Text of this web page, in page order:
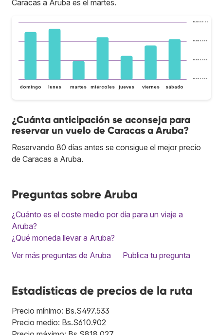
Caracas a Aruba es el martes.
Bs.S400.000
Bs.S600.000
Bs.S800.000
Bs.S1.000.000
domingo lunes martes miércoles jueves viernes sábado
¿Cuánta anticipación se aconseja para
reservar un vuelo de Caracas a Aruba?
Reservando 80 días antes se consigue el mejor precio
de Caracas a Aruba.
Preguntas sobre Aruba
¿Cuánto es el coste medio por día para un viaje a
Aruba?
¿Qué moneda llevar a Aruba?
Ver más preguntas de Aruba
Publica tu pregunta
Estadísticas de precios de la ruta
Precio mínimo: Bs.S497.533
Precio medio: Bs.S610.902